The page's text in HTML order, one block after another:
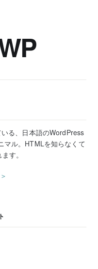
る、日本語のWordPress
マル。HTMLを知らなくて
す。